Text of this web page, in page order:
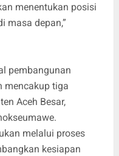
menentukan posisi
masa depan,”
pembangunan
mencakup tiga
Aceh Besar,
melalui proses
kesiapan